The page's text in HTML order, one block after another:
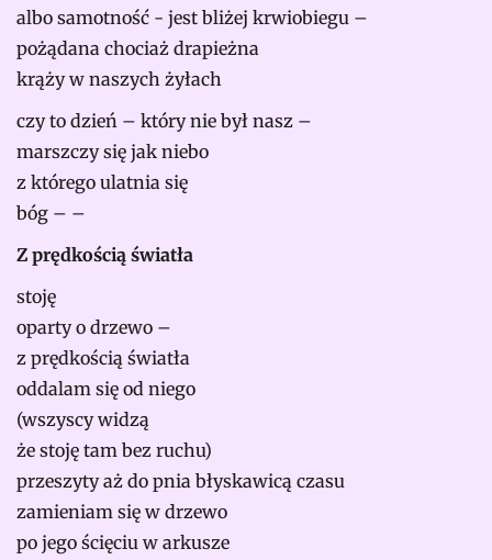
albo samotność - jest bliżej krwiobiegu –
pożądana chociaż drapieżna
krąży w naszych żyłach
czy to dzień – który nie był nasz –
marszczy się jak niebo
z którego ulatnia się
bóg – –
Z prędkością światła
stoję
oparty o drzewo –
z prędkością światła
oddalam się od niego
(wszyscy widzą
że stoję tam bez ruchu)
przeszyty aż do pnia błyskawicą czasu
zamieniam się w drzewo
po jego ścięciu w arkusze